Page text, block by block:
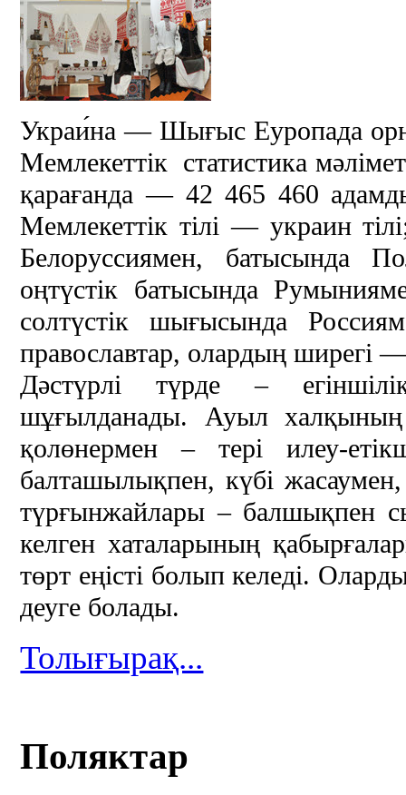
Украи́на — Шығыс Еуропада
Мемлекеттік статистика
қарағанда — 42 465 460
Мемлекеттік тілі — украин
Белоруссиямен, батысында
оңтүстік батысында
солтүстік шығысында
православтар, олардың ширегі
Дәстүрлі түрде –
шұғылданады. Ауыл халқының
қолөнермен – тері илеу-
балташылықпен, күбі
түрғынжайлары – балшықпен
келген хаталарының
төрт еңісті болып келеді.
деуге болады.
Толығырақ...
Поляктар